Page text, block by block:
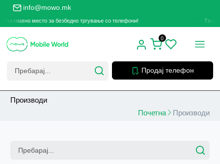
info@mowo.mk
место за безбедно тргување со телефони! Твоето
Продај телефон
0
Производи
Почетна
Производи